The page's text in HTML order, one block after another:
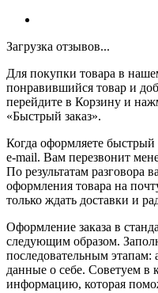
Загрузка отзывов...
Для покупки товара в
понравившийся товар и
перейдите в Корзину и
«Быстрый заказ».
Когда оформляете
e-mail. Вам перезвонит
По результатам разговора
оформления товара на
только ждать доставки и
Оформление заказа в
следующим образом.
последовательным этапам:
данные о себе. Советуем в
информацию, которая